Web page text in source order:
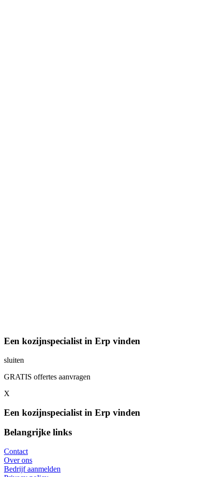
Een kozijnspecialist in Erp vinden
sluiten
GRATIS offertes aanvragen
X
Een kozijnspecialist in Erp vinden
Belangrijke links
Contact
Over ons
Bedrijf aanmelden